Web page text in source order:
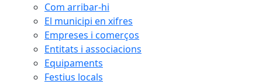
Com arribar-hi
El municipi en xifres
Empreses i comerços
Entitats i associacions
Equipaments
Festius locals